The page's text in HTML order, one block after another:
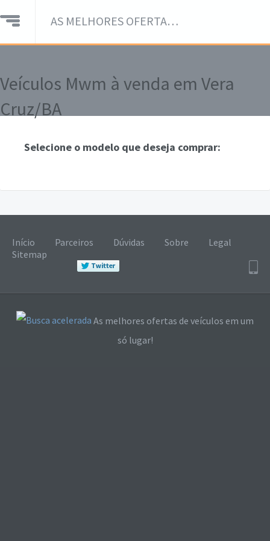
AS MELHORES OFERTAS DE VEÍCULOS EM UM SÓ LUGAR!
Veículos Mwm à venda em Vera
Cruz/BA
Selecione o modelo que deseja comprar:
Início Parceiros Dúvidas Sobre
Legal
Sitemap
As melhores ofertas de veículos em um
só lugar!